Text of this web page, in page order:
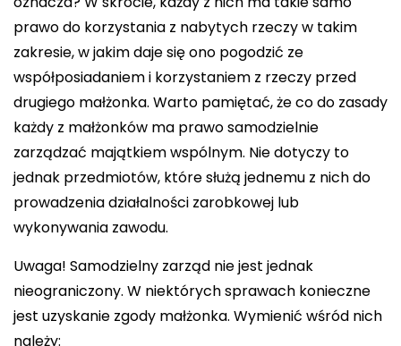
prawo do korzystania z nabytych rzeczy w takim
zakresie, w jakim daje się ono pogodzić ze
współposiadaniem i korzystaniem z rzeczy przed
drugiego małżonka. Warto pamiętać, że co do zasady
każdy z małżonków ma prawo samodzielnie
zarządzać majątkiem wspólnym. Nie dotyczy to
jednak przedmiotów, które służą jednemu z nich do
prowadzenia działalności zarobkowej lub
wykonywania zawodu.
Uwaga! Samodzielny zarząd nie jest jednak
nieograniczony. W niektórych sprawach konieczne
jest uzyskanie zgody małżonka. Wymienić wśród nich
należy: